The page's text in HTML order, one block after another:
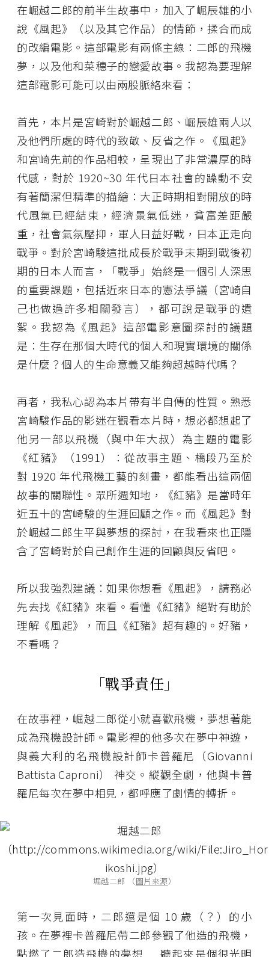
在崛越二郎的前半生故事中，加入了崛辰雄的小
說《風起》（以及其它作品）的情節，揉合而成
的改編電影。這部電影有兩條主線：二郎的飛機
夢，以及他和菜穗子的戀愛故事。我認為要理解
這部電影可能可以由兩股脈絡來看：
首先，本片是宮崎對於崛越二郎、崛辰雄兩人以
及他們所處的時代的致敬、反省之作。《風起》
和宮崎先前的作品相較，呈現出了非常濃厚的時
代感，對於 1920~30 年代日本社會的躁動不安
有著簡潔但精準的描繪：大正時期相對開放的時
代風氣已經結束，經濟景氣低迷，貧富差距嚴
重，社會氣氛壓抑，軍人日益好戰，日本正走向
戰爭。對於宮崎駿這批成長於戰爭末期到戰後初
期的日本人而言，「戰爭」始終是一個引人深思
的重要課題，包括近來日本的憲法爭議（宮崎自
己也做過許多相關發言），都可說是戰爭的遺
絮。我認為《風起》這部電影意圖探討的議題
是：生存在那個大時代的個人和現實環境的關係
是什麼？個人的生命意義又能夠超越時代嗎？
再者，我私心認為本片帶有半自傳的性質。熟悉
宮崎駿作品的影迷在觀看本片時，想必都想起了
他另一部以飛機（與中年大叔）為主題的電影
《紅豬》（1991）：從故事主題、橋段乃至於
對 1920 年代飛機工藝的刻畫，都能看出這兩個
故事的關聯性。眾所週知地，《紅豬》是當時年
近五十的宮崎駿的生涯回顧之作。而《風起》對
於崛越二郎生平與夢想的探討，在我看來也正隱
含了宮崎對於自己創作生涯的回顧與反省吧。
所以我強烈建議：如果你想看《風起》，請務必
先去找《紅豬》來看。看懂《紅豬》絕對有助於
理解《風起》，而且《紅豬》超有趣的。好豬，
不看嗎？
「戰爭責任」
在故事裡，崛越二郎從小就喜歡飛機，夢想著能
成為飛機設計師。電影裡的他多次在夢中神遊，
與義大利的名飛機設計師卡普羅尼（Giovanni
Battista Caproni） 神交。縱觀全劇，他與卡普
羅尼每次在夢中相見，都呼應了劇情的轉折。
堀越二郎 （圖片來源）
第一次見面時，二郎還是個 10 歲（？）的小
孩。在夢裡卡普羅尼帶二郎參觀了他造的飛機，
點燃了二郎造飛機的夢想......聽起來是個很光明